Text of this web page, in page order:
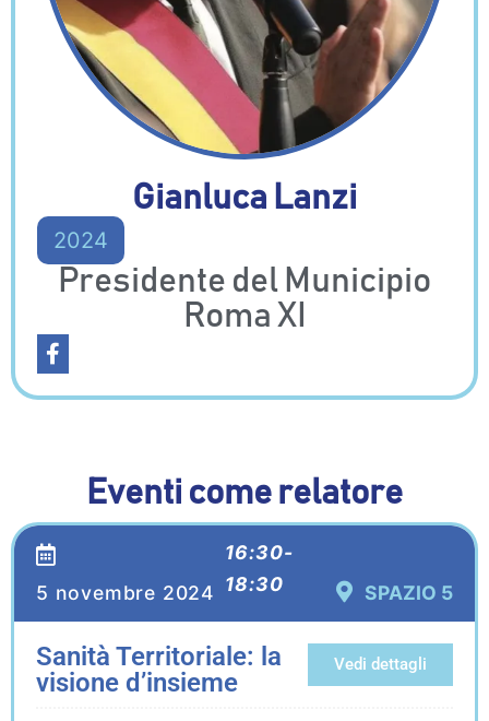
Gianluca Lanzi
2024
Presidente del Municipio
Roma XI
Eventi come relatore
5 novembre 2024
16:30-
18:30
SPAZIO 5
Sanità Territoriale: la
visione d’insieme
Vedi dettagli